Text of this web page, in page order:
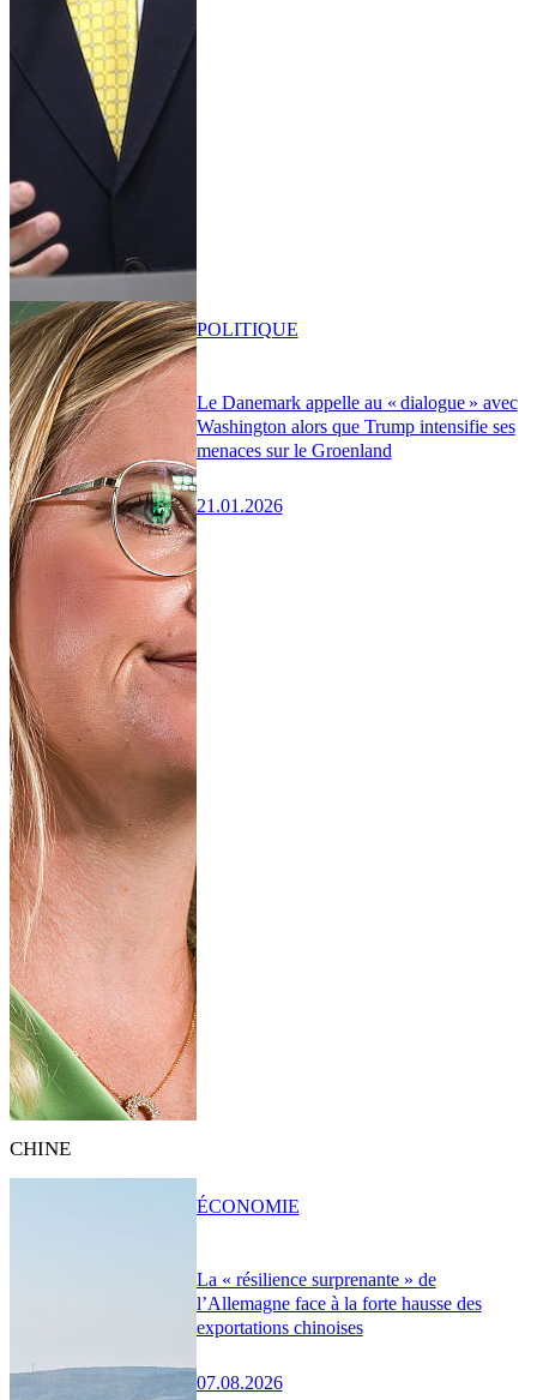
Le Danemark appelle au « dialogue » avec
Washington alors que Trump intensifie ses
menaces sur le Groenland
21.01.2026
POLITIQUE
CHINE
La « résilience surprenante » de
l’Allemagne face à la forte hausse des
exportations chinoises
07.08.2026
ÉCONOMIE